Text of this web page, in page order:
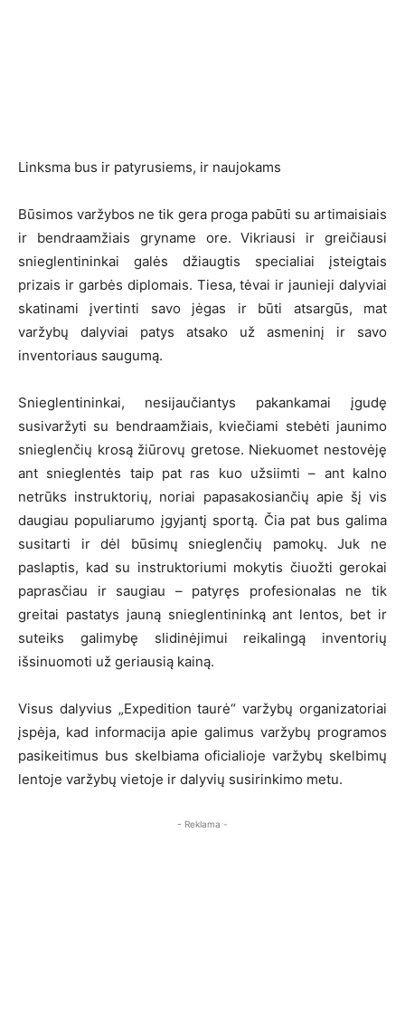
Linksma bus ir patyrusiems, ir naujokams
Būsimos varžybos ne tik gera proga pabūti su artimaisiais
ir bendraamžiais gryname ore. Vikriausi ir greičiausi
snieglentininkai galės džiaugtis specialiai įsteigtais
prizais ir garbės diplomais. Tiesa, tėvai ir jaunieji dalyviai
skatinami įvertinti savo jėgas ir būti atsargūs, mat
varžybų dalyviai patys atsako už asmeninį ir savo
inventoriaus saugumą.
Snieglentininkai, nesijaučiantys pakankamai įgudę
susivaržyti su bendraamžiais, kviečiami stebėti jaunimo
snieglenčių krosą žiūrovų gretose. Niekuomet nestovėję
ant snieglentės taip pat ras kuo užsiimti – ant kalno
netrūks instruktorių, noriai papasakosiančių apie šį vis
daugiau populiarumo įgyjantį sportą. Čia pat bus galima
susitarti ir dėl būsimų snieglenčių pamokų. Juk ne
paslaptis, kad su instruktoriumi mokytis čiuožti gerokai
paprasčiau ir saugiau – patyręs profesionalas ne tik
greitai pastatys jauną snieglentininką ant lentos, bet ir
suteiks galimybę slidinėjimui reikalingą inventorių
išsinuomoti už geriausią kainą.
Visus dalyvius „Expedition taurė“ varžybų organizatoriai
įspėja, kad informacija apie galimus varžybų programos
pasikeitimus bus skelbiama oficialioje varžybų skelbimų
lentoje varžybų vietoje ir dalyvių susirinkimo metu.
- Reklama -